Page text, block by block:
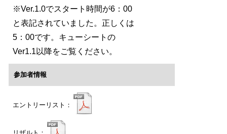
※Ver.1.0でスタート時間が6：00
と表記されていました。正しくは
5：00です。キューシートの
Ver1.1以降をご覧ください。
参加者情報
エントリーリスト：